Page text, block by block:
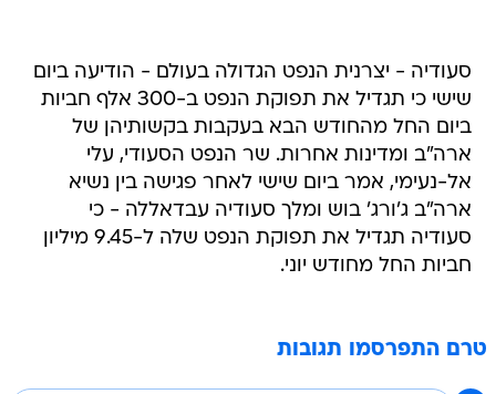
סעודיה - יצרנית הנפט הגדולה בעולם - הודיעה ביום
שישי כי תגדיל את תפוקת הנפט ב-300 אלף חביות
ביום החל מהחודש הבא בעקבות בקשותיהן של
ארה"ב ומדינות אחרות. שר הנפט הסעודי, עלי
אל-נעימי, אמר ביום שישי לאחר פגישה בין נשיא
ארה"ב ג'ורג' בוש ומלך סעודיה עבדאללה - כי
סעודיה תגדיל את תפוקת הנפט שלה ל-9.45 מיליון
חביות החל מחודש יוני.
טרם התפרסמו תגובות